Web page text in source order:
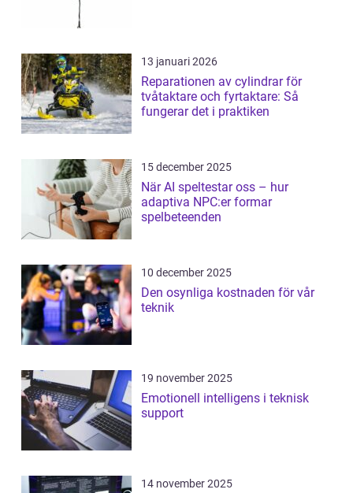
13 januari 2026
Reparationen av cylindrar för
tvåtaktare och fyrtaktare: Så
fungerar det i praktiken
15 december 2025
När AI speltestar oss – hur
adaptiva NPC:er formar
spelbeteenden
10 december 2025
Den osynliga kostnaden för vår
teknik
19 november 2025
Emotionell intelligens i teknisk
support
14 november 2025